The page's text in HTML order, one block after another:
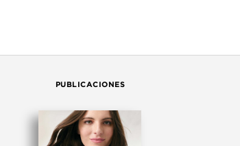
PUBLICACIONES